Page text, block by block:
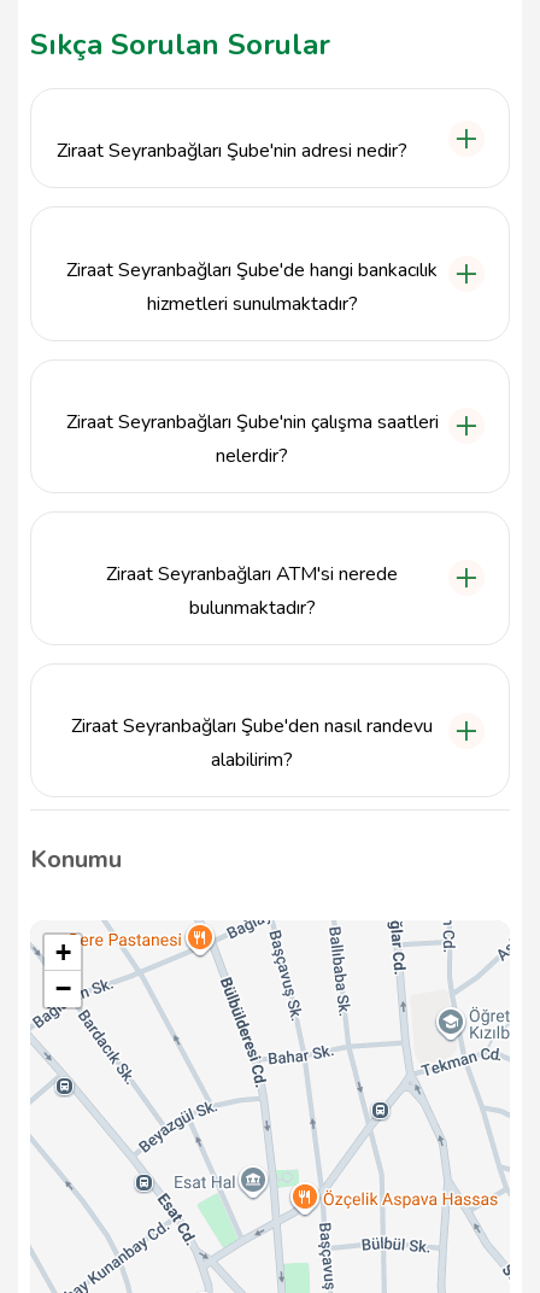
Sıkça Sorulan Sorular
Ziraat Seyranbağları Şube'nin adresi nedir?
Ziraat Seyranbağları Şube'de hangi bankacılık
hizmetleri sunulmaktadır?
Ziraat Seyranbağları Şube'nin çalışma saatleri
nelerdir?
Ziraat Seyranbağları ATM'si nerede
bulunmaktadır?
Ziraat Seyranbağları Şube'den nasıl randevu
alabilirim?
Ziraat Seyranbağları Şube'den randevu almak için
şubeye giderek randevu talep edebilirsiniz.
Konumu
+
−